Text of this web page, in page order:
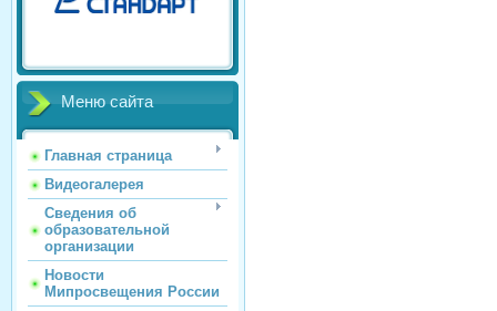
Меню сайта
Главная страница
Видеогалерея
Сведения об
образовательной
организации
Новости
Мипросвещения России